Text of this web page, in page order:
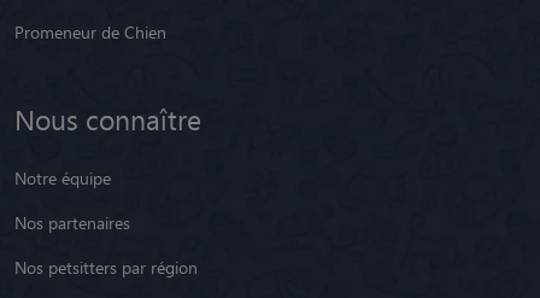
Promeneur de Chien
Nous connaître
Notre équipe
Nos partenaires
Nos petsitters par région